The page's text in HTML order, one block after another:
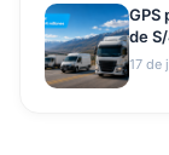
GPS
de
17 de